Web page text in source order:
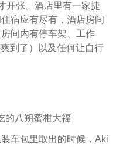
开张。酒店里有一家捷
宿应有尽有，酒店房间
间内有停车架、工作
到了）以及任何让自行
的八朔蜜柑大福
车包里取出的时候，Aki